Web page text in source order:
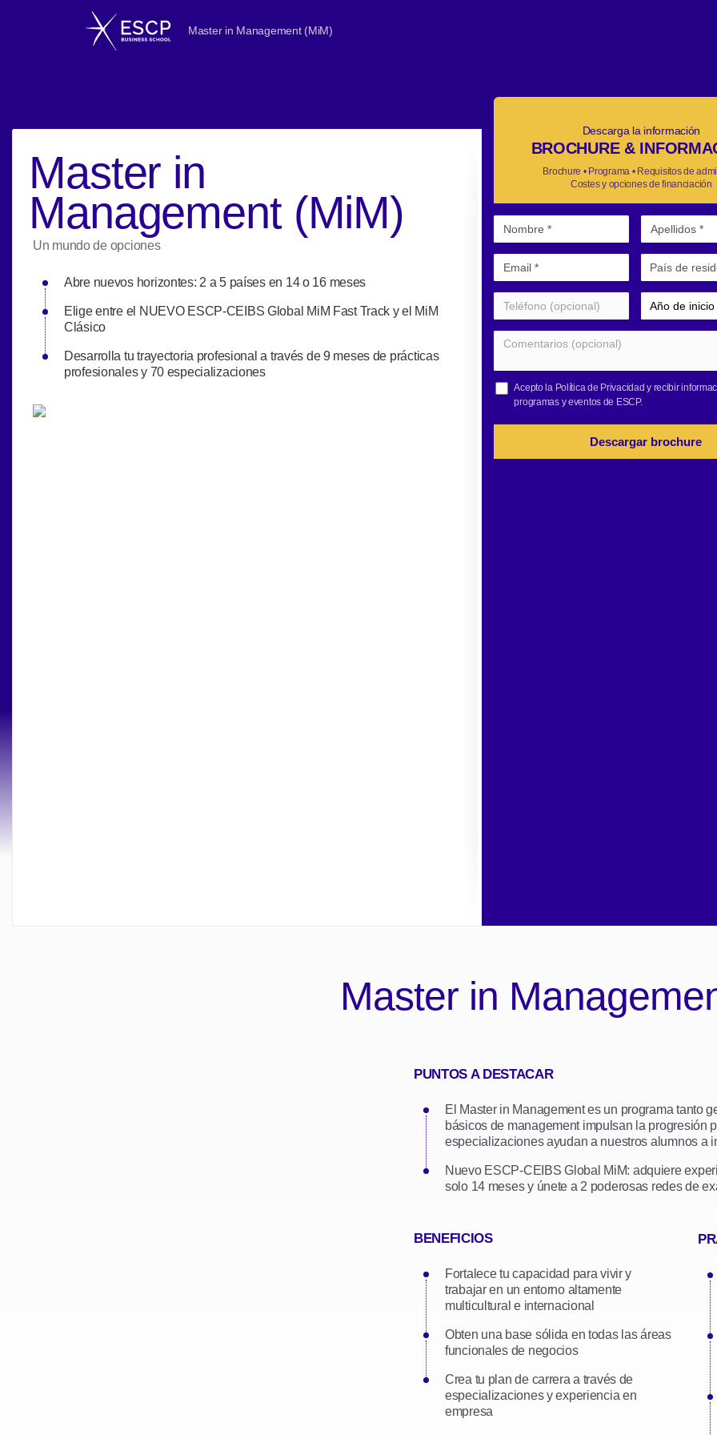
Master in Management (MiM)
Master in
Management (MiM)
Un mundo de opciones
Abre nuevos horizontes: 2 a 5 países en 14 o 16 meses
Elige entre el NUEVO ESCP-CEIBS Global MiM Fast Track y el MiM
Clásico
Desarrolla tu trayectoria profesional a través de 9 meses de prácticas
profesionales y 70 especializaciones
Descarga la información
BROCHURE &
Brochure • Programa • Requisitos de
Costes y opciones de financiación
Acepto la Política de Privacidad y recibir
programas y eventos de ESCP.
Descargar brochure
Master in
PUNTOS A DESTACAR
El Master in Management es un programa tanto
básicos de management impulsan la progresión
especializaciones ayudan a nuestros alumnos a
Nuevo ESCP-CEIBS Global MiM: adquiere
solo 14 meses y únete a 2 poderosas redes de
BENEFICIOS
Fortalece tu capacidad para vivir y
trabajar en un entorno altamente
multicultural e internacional
Obten una base sólida en todas las áreas
funcionales de negocios
Crea tu plan de carrera a través de
especializaciones y experiencia en
empresa